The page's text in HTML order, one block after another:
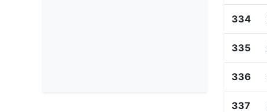
334
335
336
337